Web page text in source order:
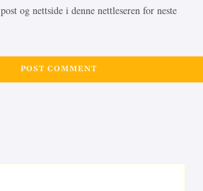
og nettside i denne nettleseren for neste